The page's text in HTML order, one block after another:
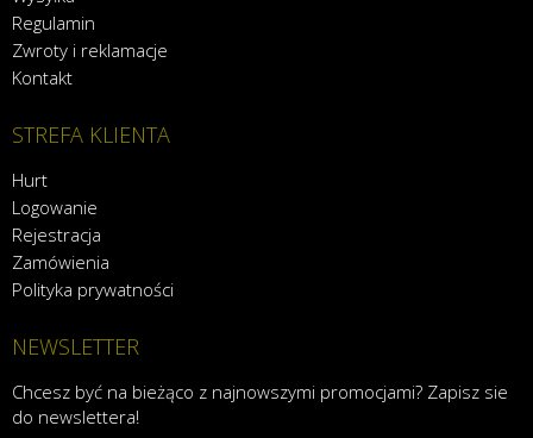
Regulamin
Zwroty i reklamacje
Kontakt
STREFA KLIENTA
Hurt
Logowanie
Rejestracja
Zamówienia
Polityka prywatności
NEWSLETTER
Chcesz być na bieżąco z najnowszymi promocjami? Zapisz sie
do newslettera!